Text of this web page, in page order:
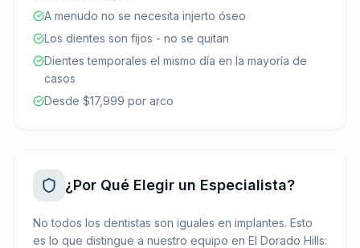
A menudo no se necesita injerto óseo
Los dientes son fijos - no se quitan
Dientes temporales el mismo día en la mayoría de
casos
Desde $17,999 por arco
¿Por Qué Elegir un Especialista?
No todos los dentistas son iguales en implantes. Esto
es lo que distingue a nuestro equipo en El Dorado Hills: